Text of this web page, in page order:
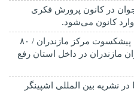
و نوجوان در کانون پرورش فکری
کانون می‌شود.
برگزاری آئین تجلیل از خبرنگاران پیشکسوت مرکز مازندران / ۸۰
مازندران در داخل استان رفع
نشریه بین المللی اشپینگر